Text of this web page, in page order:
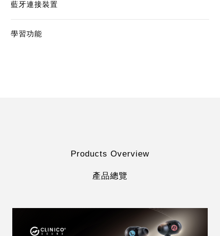
藍牙連接裝置
學習功能
Products Overview
產品總覽